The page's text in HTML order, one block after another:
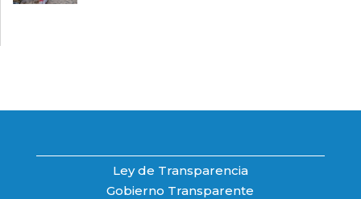
Ley de Transparencia
Gobierno Transparente